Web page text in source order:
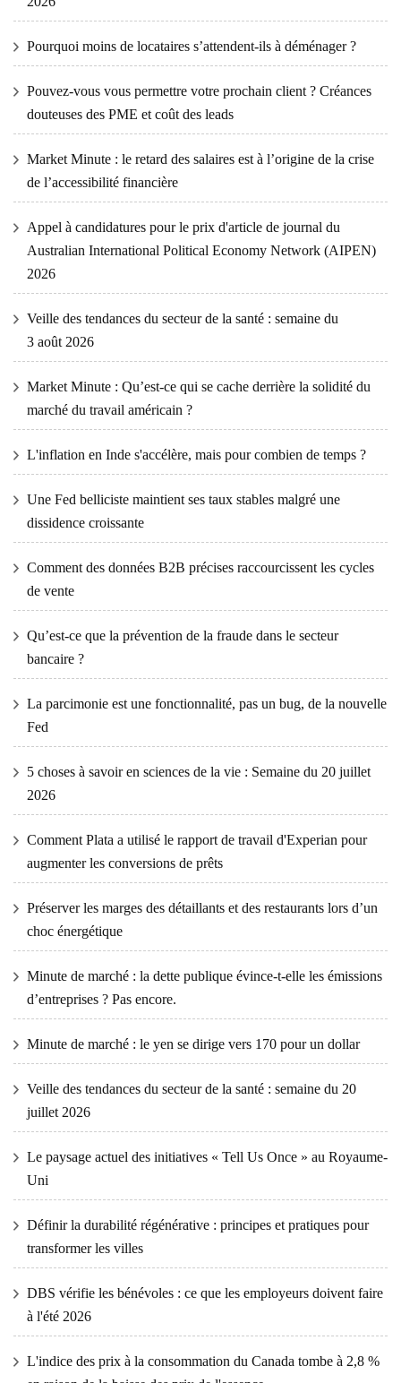
Pourquoi moins de locataires s’attendent-ils à déménager ?
Pouvez-vous vous permettre votre prochain client ? Créances
douteuses des PME et coût des leads
Market Minute : le retard des salaires est à l’origine de la crise
de l’accessibilité financière
Appel à candidatures pour le prix d'article de journal du
Australian International Political Economy Network (AIPEN)
2026
Veille des tendances du secteur de la santé : semaine du
3 août 2026
Market Minute : Qu’est-ce qui se cache derrière la solidité du
marché du travail américain ?
L'inflation en Inde s'accélère, mais pour combien de temps ?
Une Fed belliciste maintient ses taux stables malgré une
dissidence croissante
Comment des données B2B précises raccourcissent les cycles
de vente
Qu’est-ce que la prévention de la fraude dans le secteur
bancaire ?
La parcimonie est une fonctionnalité, pas un bug, de la nouvelle
Fed
5 choses à savoir en sciences de la vie : Semaine du 20 juillet
2026
Comment Plata a utilisé le rapport de travail d'Experian pour
augmenter les conversions de prêts
Préserver les marges des détaillants et des restaurants lors d’un
choc énergétique
Minute de marché : la dette publique évince-t-elle les émissions
d’entreprises ? Pas encore.
Minute de marché : le yen se dirige vers 170 pour un dollar
Veille des tendances du secteur de la santé : semaine du 20
juillet 2026
Le paysage actuel des initiatives « Tell Us Once » au Royaume-
Uni
Définir la durabilité régénérative : principes et pratiques pour
transformer les villes
DBS vérifie les bénévoles : ce que les employeurs doivent faire
à l'été 2026
L'indice des prix à la consommation du Canada tombe à 2,8 %